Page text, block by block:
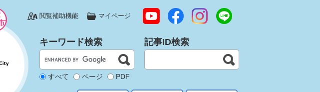
閲覧補助機能 マイページ
キーワード検索
すべて ページ PDF
記事ID検索